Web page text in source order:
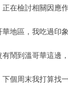
在檢討相關因應作
地區，我吃過印
鬧到溫哥華這邊
個周末我打算找